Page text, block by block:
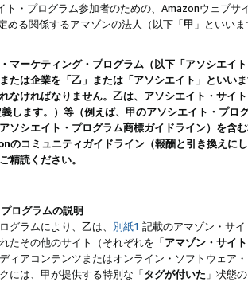
ト・プログラム参加者のための、Amazonウェブサ
める関係するアマゾンの法人（以下「甲 」といい
マーケティング・プログラム（以下「アソシエイ
または企業を「乙」または「アソシエイト」とい
なければなりません。乙は、アソシエイト・サイ
義します。）等（例えば、甲のアソシエイト・プ
ソシエイト・プログラム商標ガイドライン）を
のコミュニティガイドライン（報酬と引き換えに
精読ください。
ログラムの説明
グラムにより、乙は、 別紙1 記載のアマゾン・サ
たその他のサイト（それぞれを「アマゾン・サイト
ィアコンテンツまたはオンライン・ソフトウェア
には、甲が提供する特別な「タグが付いた 」状態